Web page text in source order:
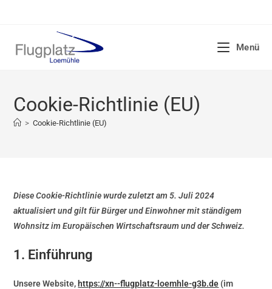
Menü
Cookie-Richtlinie (EU)
> Cookie-Richtlinie (EU)
Diese Cookie-Richtlinie wurde zuletzt am 5. Juli 2024
aktualisiert und gilt für Bürger und Einwohner mit ständigem
Wohnsitz im Europäischen Wirtschaftsraum und der Schweiz.
1. Einführung
Unsere Website, https://xn--flugplatz-loemhle-g3b.de (im